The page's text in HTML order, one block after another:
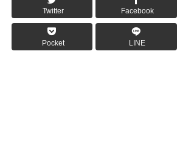
Twitter Facebook
Pocket LINE